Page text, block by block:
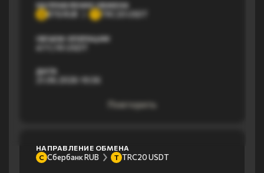
НАПРАВЛЕНИЕ ОБМЕНА
ВТБ RUB T
ОБЪЕМ ОПЕРАЦИИ
ДАТА
21.06.2026 19:36
Повторить
НАПРАВЛЕНИЕ ОБМЕНА
С Сбербанк RUB T TRC20 USDT